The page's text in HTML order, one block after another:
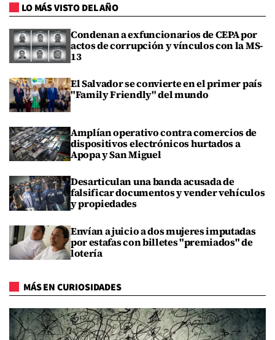
LO MÁS VISTO DEL AÑO
Condenan a exfuncionarios de CEPA por
actos de corrupción y vínculos con la MS-
13
El Salvador se convierte en el primer país
"Family Friendly" del mundo
Amplían operativo contra comercios de
dispositivos electrónicos hurtados a
Apopa y San Miguel
Desarticulan una banda acusada de
falsificar documentos y vender vehículos
y propiedades
Envían a juicio a dos mujeres imputadas
por estafas con billetes "premiados" de
lotería
MÁS EN CURIOSIDADES